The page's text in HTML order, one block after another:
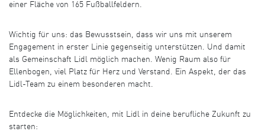
einer Fläche von 165 Fußballfeldern.
Wichtig für uns: das Bewusstsein, dass wir uns mit unserem
Engagement in erster Linie gegenseitig unterstützen. Und damit
als Gemeinschaft Lidl möglich machen. Wenig Raum also für
Ellenbogen, viel Platz für Herz und Verstand. Ein Aspekt, der das
Lidl-Team zu einem besonderen macht.
Entdecke die Möglichkeiten, mit Lidl in deine berufliche Zukunft zu
starten: